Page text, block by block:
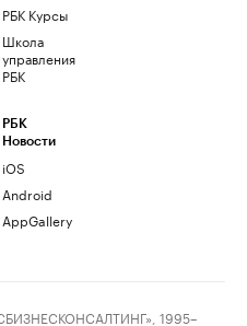
РБК Курсы
Школа
управления
РБК
РБК
Новости
iOS
Android
AppGallery
1995–